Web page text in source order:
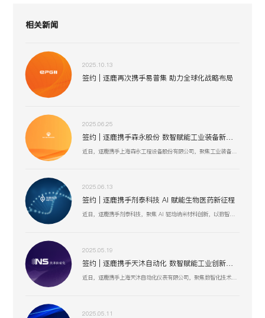
相关新闻
2025.10.13
签约 | 逐鹿再次携手易普集 助力全球化战略布局
2025.06.25
签约 | 逐鹿携手森永股份 数智赋能工业装备新生态
2025.06.13
签约 | 逐鹿携手剂泰科技 AI 赋能生物医药新征程
近日，逐鹿携手剂泰科技，聚焦 AI 驱动纳米材料创新，以数智化融合助力靶向药物递送与研发技术突破，赋能剂泰科技在疾病治疗新疗法探索、AI 平台迭代升级中加速前行，共筑生物医药数智化创新生态 。
2025.05.19
签约 | 逐鹿携手天沐自动化 数智赋能工业创新生态
近日，逐鹿携手上海天沐自动化仪表有限公司，聚焦数智化技术融合，以创新驱动工业场景升级，助力天沐自动化在智能制造、传感器研发等业务板块，深化数智应用，开启高效协同、精准创新的发展新篇 。
2025.05.11